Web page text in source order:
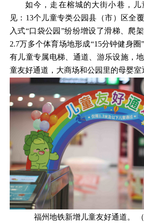
如今，走在榕城的大街小巷，
见：13个儿童专类公园县（市）区全
入式“口袋公园”纷纷增设了滑梯、爬
2.7万多个体育场地形成“15分钟健身
有儿童专属电梯、通道、游乐设施，
童友好通道，大商场和公园里的母婴室
福州地铁新增儿童友好通道。